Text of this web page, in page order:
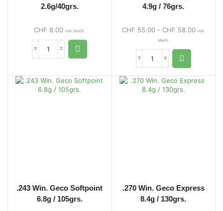
2.6g/40grs.
CHF 8.00 inkl. MwSt.
4.9g / 76grs.
CHF 55.00- CHF 58.00 inkl.
MwSt.
.243 Win. Geco Softpoint
6.8g / 105grs.
.270 Win. Geco Express
8.4g / 130grs.